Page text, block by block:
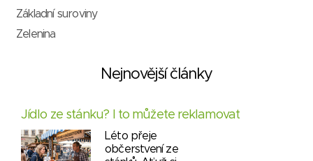
Základní suroviny
Zelenina
Nejnovější články
Jídlo ze stánku? I to můžete reklamovat
Léto přeje
občerstvení ze